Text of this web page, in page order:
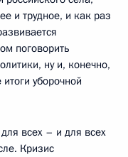
и трудное, и как раз
поговорить
ну и, конечно,
уборочной
всех – и для всех
Кризис